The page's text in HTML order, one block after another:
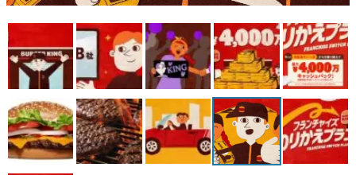
マンガ
女性向け
アプリレビュー
その他